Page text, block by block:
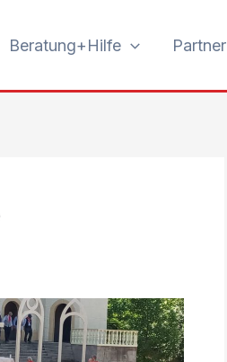
Beratung+Hilfe Partner